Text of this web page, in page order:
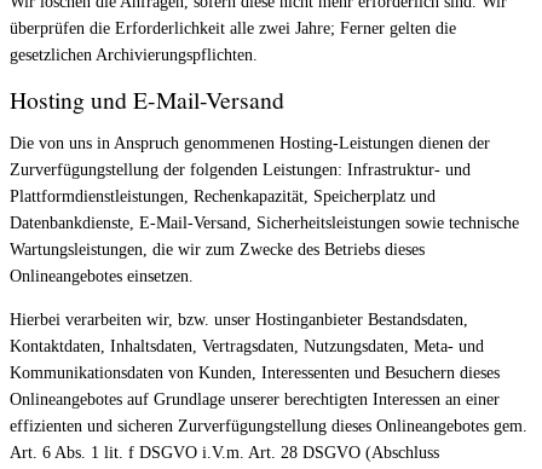
überprüfen die Erforderlichkeit alle zwei Jahre; Ferner gelten die
gesetzlichen Archivierungspflichten.
Hosting und E-Mail-Versand
Die von uns in Anspruch genommenen Hosting-Leistungen dienen der
Zurverfügungstellung der folgenden Leistungen: Infrastruktur- und
Plattformdienstleistungen, Rechenkapazität, Speicherplatz und
Datenbankdienste, E-Mail-Versand, Sicherheitsleistungen sowie technische
Wartungsleistungen, die wir zum Zwecke des Betriebs dieses
Onlineangebotes einsetzen.
Hierbei verarbeiten wir, bzw. unser Hostinganbieter Bestandsdaten,
Kontaktdaten, Inhaltsdaten, Vertragsdaten, Nutzungsdaten, Meta- und
Kommunikationsdaten von Kunden, Interessenten und Besuchern dieses
Onlineangebotes auf Grundlage unserer berechtigten Interessen an einer
effizienten und sicheren Zurverfügungstellung dieses Onlineangebotes gem.
Art. 6 Abs. 1 lit. f DSGVO i.V.m. Art. 28 DSGVO (Abschluss